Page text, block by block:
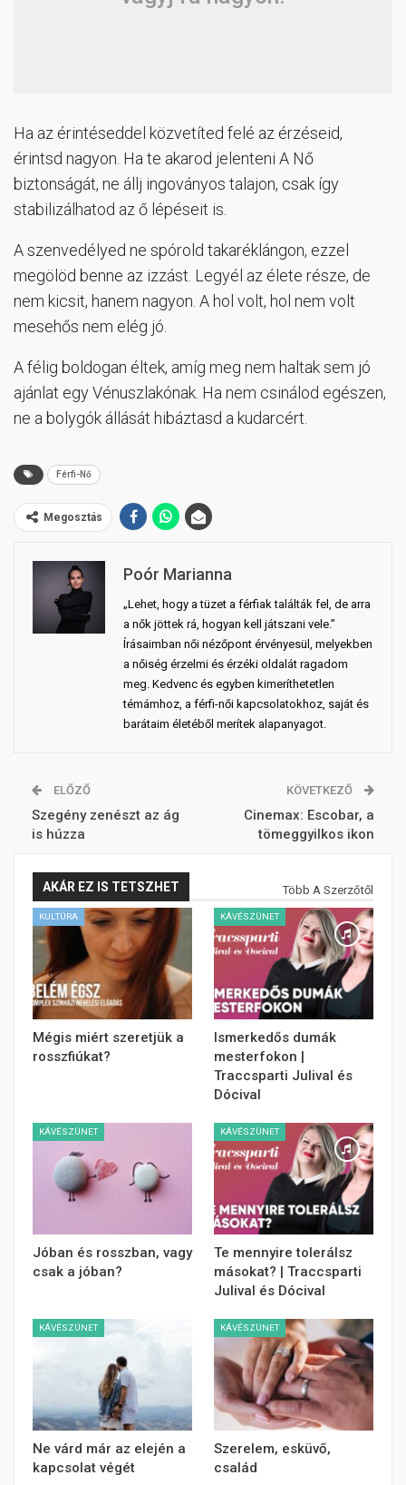
Ha az érintéseddel közvetíted felé az érzéseid,
érintsd nagyon. Ha te akarod jelenteni A Nő
biztonságát, ne állj ingoványos talajon, csak így
stabilizálhatod az ő lépéseit is.
A szenvedélyed ne spórold takaréklángon, ezzel
megölöd benne az izzást. Legyél az élete része, de
nem kicsit, hanem nagyon. A hol volt, hol nem volt
mesehős nem elég jó.
A félig boldogan éltek, amíg meg nem haltak sem jó
ajánlat egy Vénuszlakónak. Ha nem csinálod egészen,
ne a bolygók állását hibáztasd a kudarcért.
Férfi-Nő
Megosztás
Poór Marianna
„Lehet, hogy a tüzet a férfiak találták fel, de arra
a nők jöttek rá, hogyan kell játszani vele.”
Írásaimban női nézőpont érvényesül, melyekben
a nőiség érzelmi és érzéki oldalát ragadom
meg. Kedvenc és egyben kimeríthetetlen
témámhoz, a férfi-női kapcsolatokhoz, saját és
barátaim életéből merítek alapanyagot.
ELŐZŐ
Szegény zenészt az ág
is húzza
KÖVETKEZŐ
Cinemax: Escobar, a
tömeggyilkos ikon
AKÁR EZ IS TETSZHET Több A Szerzőtől
KULTÚRA
Mégis miért szeretjük a
rosszfiúkat?
KÁVÉSZÜNET
Ismerkedős dumák
mesterfokon |
Traccsparti Julival és
Dócival
KÁVÉSZÜNET
Jóban és rosszban, vagy
csak a jóban?
KÁVÉSZÜNET
Te mennyire tolerálsz
másokat? | Traccsparti
Julival és Dócival
KÁVÉSZÜNET
Ne várd már az elején a
kapcsolat végét
KÁVÉSZÜNET
Szerelem, esküvő,
család